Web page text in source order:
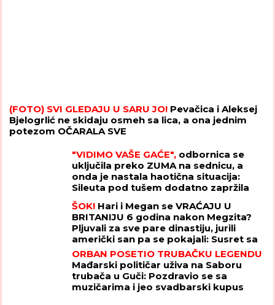
(FOTO) SVI GLEDAJU U SARU JO! Pevačica i Aleksej
Bjelogrlić ne skidaju osmeh sa lica, a ona jednim
potezom OČARALA SVE
"VIDIMO VAŠE GAĆE", odbornica se
uključila preko ZUMA na sednicu, a
onda je nastala haotična situacija:
Sileuta pod tušem dodatno zapržila
čorbu
ŠOK! Hari i Megan se VRAĆAJU U
BRITANIJU 6 godina nakon Megzita?
Pljuvali za sve pare dinastiju, jurili
američki san pa se pokajali: Susret sa
Čarlsom mogao bi da najavi preokret
ORBAN POSETIO TRUBAČKU LEGENDU
Mađarski političar uživa na Saboru
trubača u Guči: Pozdravio se sa
muzičarima i jeo svadbarski kupus